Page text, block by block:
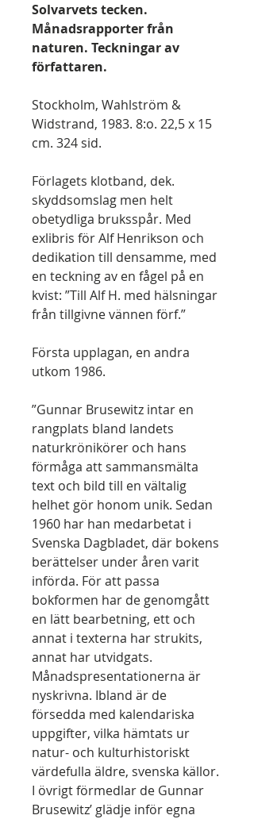
Solvarvets tecken.
Månadsrapporter från
naturen. Teckningar av
författaren.
Stockholm, Wahlström &
Widstrand, 1983. 8:o. 22,5 x 15
cm. 324 sid.
Förlagets klotband, dek.
skyddsomslag men helt
obetydliga bruksspår. Med
exlibris för Alf Henrikson och
dedikation till densamme, med
en teckning av en fågel på en
kvist: ”Till Alf H. med hälsningar
från tillgivne vännen förf.”
Första upplagan, en andra
utkom 1986.
”Gunnar Brusewitz intar en
rangplats bland landets
naturkrönikörer och hans
förmåga att sammansmälta
text och bild till en vältalig
helhet gör honom unik. Sedan
1960 har han medarbetat i
Svenska Dagbladet, där bokens
berättelser under åren varit
införda. För att passa
bokformen har de genomgått
en lätt bearbetning, ett och
annat i texterna har strukits,
annat har utvidgats.
Månadspresentationerna är
nyskrivna. Ibland är de
försedda med kalendariska
uppgifter, vilka hämtats ur
natur- och kulturhistoriskt
värdefulla äldre, svenska källor.
I övrigt förmedlar de Gunnar
Brusewitz’ glädje inför egna